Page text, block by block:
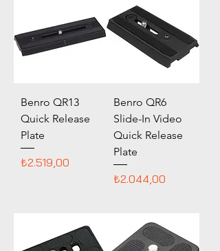
Benro QR13
Quick Release
Plate
Fiyat
₺2.519,00
Benro QR6
Slide-In Video
Quick Release
Plate
Fiyat
₺2.044,00